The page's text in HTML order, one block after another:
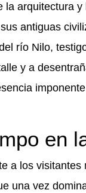
arquitectura
antiguas
río Nilo,
y a
en
a los
una vez